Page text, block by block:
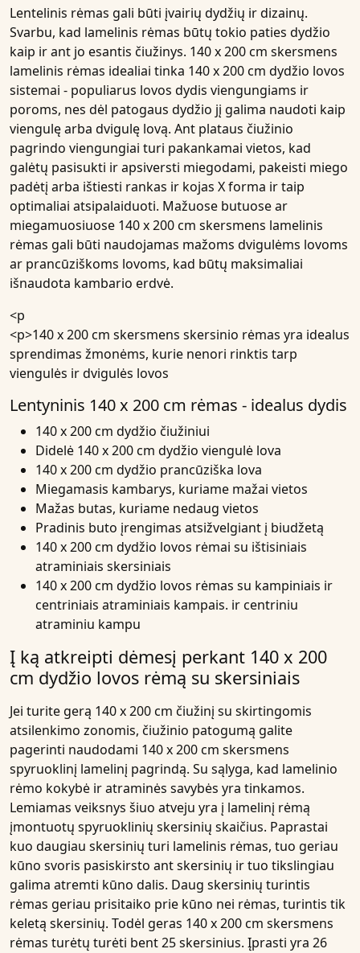
Lentelinis rėmas gali būti įvairių dydžių ir dizainų.
Svarbu, kad lamelinis rėmas būtų tokio paties dydžio
kaip ir ant jo esantis čiužinys. 140 x 200 cm skersmens
lamelinis rėmas idealiai tinka 140 x 200 cm dydžio lovos
sistemai - populiarus lovos dydis viengungiams ir
poroms, nes dėl patogaus dydžio jį galima naudoti kaip
viengulę arba dvigulę lovą. Ant plataus čiužinio
pagrindo viengungiai turi pakankamai vietos, kad
galėtų pasisukti ir apsiversti miegodami, pakeisti miego
padėtį arba ištiesti rankas ir kojas X forma ir taip
optimaliai atsipalaiduoti. Mažuose butuose ar
miegamuosiuose 140 x 200 cm skersmens lamelinis
rėmas gali būti naudojamas mažoms dvigulėms lovoms
ar prancūziškoms lovoms, kad būtų maksimaliai
išnaudota kambario erdvė.
<p
<p>140 x 200 cm skersmens skersinio rėmas yra idealus
sprendimas žmonėms, kurie nenori rinktis tarp
viengulės ir dvigulės lovos
Lentyninis 140 x 200 cm rėmas - idealus dydis
140 x 200 cm dydžio čiužiniui
Didelė 140 x 200 cm dydžio viengulė lova
140 x 200 cm dydžio prancūziška lova
Miegamasis kambarys, kuriame mažai vietos
Mažas butas, kuriame nedaug vietos
Pradinis buto įrengimas atsižvelgiant į biudžetą
140 x 200 cm dydžio lovos rėmai su ištisiniais
atraminiais skersiniais
140 x 200 cm dydžio lovos rėmas su kampiniais ir
centriniais atraminiais kampais. ir centriniu
atraminiu kampu
Į ką atkreipti dėmesį perkant 140 x 200
cm dydžio lovos rėmą su skersiniais
Jei turite gerą 140 x 200 cm čiužinį su skirtingomis
atsilenkimo zonomis, čiužinio patogumą galite
pagerinti naudodami 140 x 200 cm skersmens
spyruoklinį lamelinį pagrindą. Su sąlyga, kad lamelinio
rėmo kokybė ir atraminės savybės yra tinkamos.
Lemiamas veiksnys šiuo atveju yra į lamelinį rėmą
įmontuotų spyruoklinių skersinių skaičius. Paprastai
kuo daugiau skersinių turi lamelinis rėmas, tuo geriau
kūno svoris pasiskirsto ant skersinių ir tuo tikslingiau
galima atremti kūno dalis. Daug skersinių turintis
rėmas geriau prisitaiko prie kūno nei rėmas, turintis tik
keletą skersinių. Todėl geras 140 x 200 cm skersmens
rėmas turėtų turėti bent 25 skersinius. Įprasti yra 26